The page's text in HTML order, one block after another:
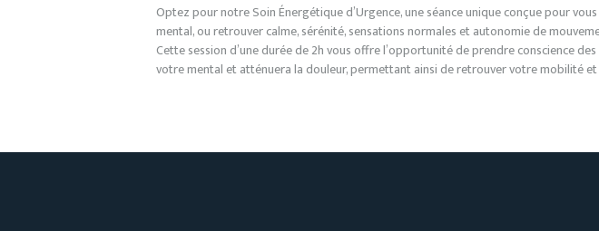
Optez pour notre Soin Énergétique d’Urgence, une séance unique conçue pour
mental, ou retrouver calme, sérénité, sensations normales et autonomie de
Cette session d’une durée de 2h vous offre l’opportunité de prendre conscience
votre mental et atténuera la douleur, permettant ainsi de retrouver votre mobilité